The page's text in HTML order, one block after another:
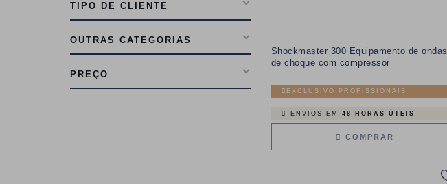
TIPO DE CLIENTE
OUTRAS CATEGORIAS
PREÇO
Shockmaster 300 Equipamento de ondas
de choque com compressor
EXCLUSIVO PROFISSIONAIS
ENVIOS EM 48 HORAS ÚTEIS
COMPRAR